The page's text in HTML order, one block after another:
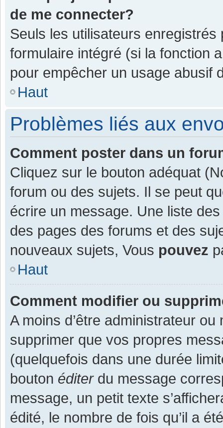
de me connecter?
Seuls les utilisateurs enregistrés
formulaire intégré (si la fonction
pour empêcher un usage abusif
Haut
Problèmes liés aux
Comment poster dans un
Cliquez sur le bouton adéquat
forum ou des sujets. Il se peut
écrire un message. Une liste
des pages des forums et des
nouveaux sujets, Vous pouvez
Haut
Comment modifier ou
A moins d’être administrateur
supprimer que vos propres
(quelquefois dans une durée
bouton éditerdu message
message, un petit texte
édité, le nombre de fois qu’il a